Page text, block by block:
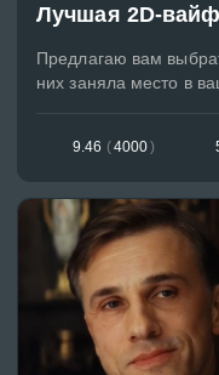
Лучшая 2D-
Предлагаю вам
них заняла место в
9.46 (4000)